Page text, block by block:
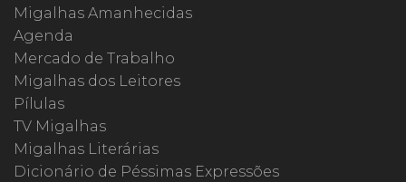
Migalhas Amanhecidas
Agenda
Mercado de Trabalho
Migalhas dos Leitores
Pílulas
TV Migalhas
Migalhas Literárias
Dicionário de Péssimas Expressões